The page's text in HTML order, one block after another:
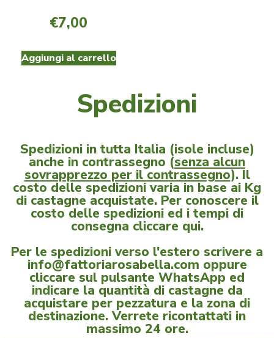
€7,00
Aggiungi al carrello
Spedizioni
Spedizioni in tutta Italia (isole incluse)
anche in contrassegno (senza alcun
sovrapprezzo per il contrassegno). Il
costo delle spedizioni varia in base ai Kg
di castagne acquistate. Per conoscere il
costo delle spedizioni ed i tempi di
consegna cliccare qui.
Per le spedizioni verso l'estero scrivere a
info@fattoriarosabella.com oppure
cliccare sul pulsante WhatsApp ed
indicare la quantità di castagne da
acquistare per pezzatura e la zona di
destinazione. Verrete ricontattati in
massimo 24 ore.